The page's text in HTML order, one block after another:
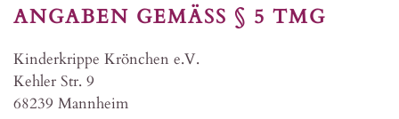
ANGABEN GEMÄSS § 5 TMG
Kinderkrippe Krönchen e.V.
Kehler Str. 9
68239 Mannheim